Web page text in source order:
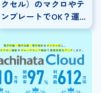
クセル）のマクロやテ
ンプレートでOK？運
用上の問題点と別の方
法もご紹介！